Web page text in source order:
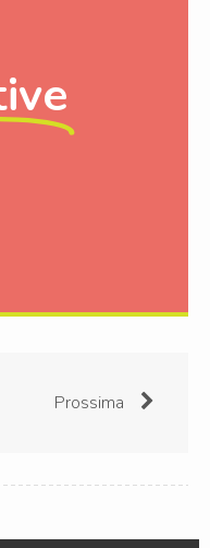
Prossima